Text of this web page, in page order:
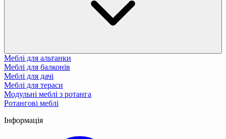
Меблі для альтанки
Меблі для балконів
Меблі для дачі
Меблі для тераси
Модульні меблі з ротанга
Ротангові меблі
Інформація